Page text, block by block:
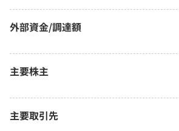
外部資金/調達額
主要株主
主要取引先